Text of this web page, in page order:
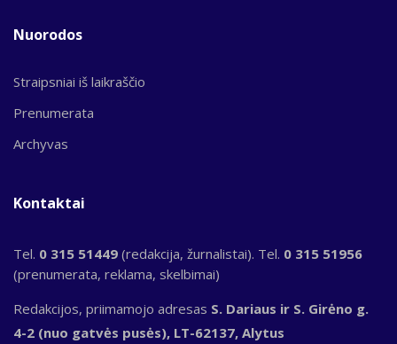
Nuorodos
Straipsniai iš laikraščio
Prenumerata
Archyvas
Kontaktai
Tel. 0 315 51449 (redakcija, žurnalistai). Tel. 0 315 51956
(prenumerata, reklama, skelbimai)
Redakcijos, priimamojo adresas S. Dariaus ir S. Girėno g.
4-2 (nuo gatvės pusės), LT-62137, Alytus